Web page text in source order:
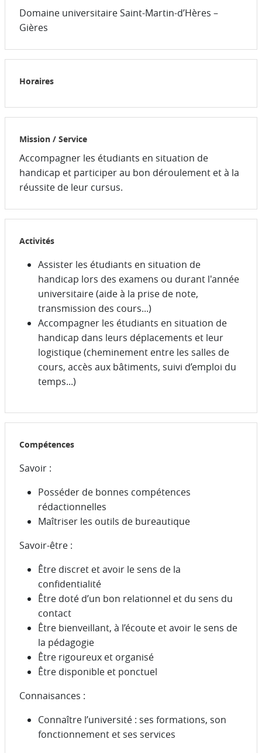
Domaine universitaire Saint-Martin-d’Hères –
Gières
Horaires
Mission / Service
Accompagner les étudiants en situation de
handicap et participer au bon déroulement et à la
réussite de leur cursus.
Activités
Assister les étudiants en situation de
handicap lors des examens ou durant l'année
universitaire (aide à la prise de note,
transmission des cours...)
Accompagner les étudiants en situation de
handicap dans leurs déplacements et leur
logistique (cheminement entre les salles de
cours, accès aux bâtiments, suivi d’emploi du
temps...)
Compétences
Savoir :
Posséder de bonnes compétences
rédactionnelles
Maîtriser les outils de bureautique
Savoir-être :
Être discret et avoir le sens de la
confidentialité
Être doté d’un bon relationnel et du sens du
contact
Être bienveillant, à l’écoute et avoir le sens de
la pédagogie
Être rigoureux et organisé
Être disponible et ponctuel
Connaisances :
Connaître l’université : ses formations, son
fonctionnement et ses services